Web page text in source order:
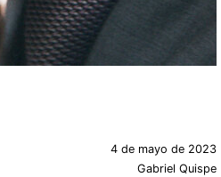
4 de mayo de 2023
Gabriel Quispe